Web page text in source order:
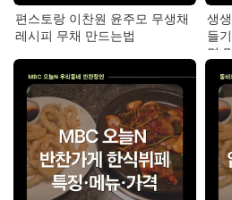
편스토랑 이찬원 윤주모 무생채
레시피 무채 만드는법
생
들
면